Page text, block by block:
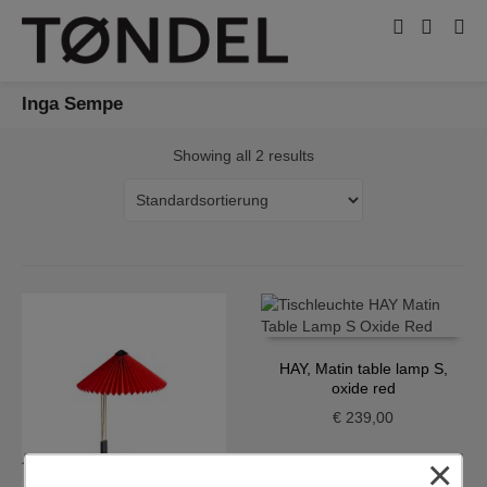
Inga Sempe
Showing all 2 results
HAY, Matin table lamp S,
oxide red
€ 239,00
×